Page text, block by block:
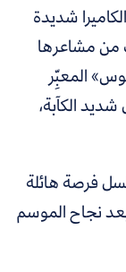
شديدة
من مشاعرها
المعبِّر
الكآبة،
فرصة هائلة
بعد نجاح الموسم